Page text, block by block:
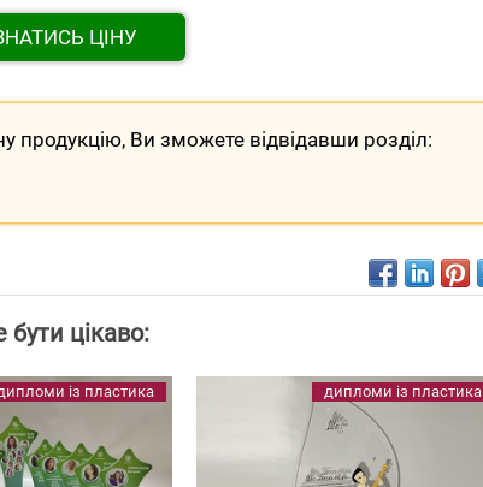
ЦІНУ
продукцію, Ви зможете відвідавши розділ:
цікаво:
із пластика дипломи із пластика